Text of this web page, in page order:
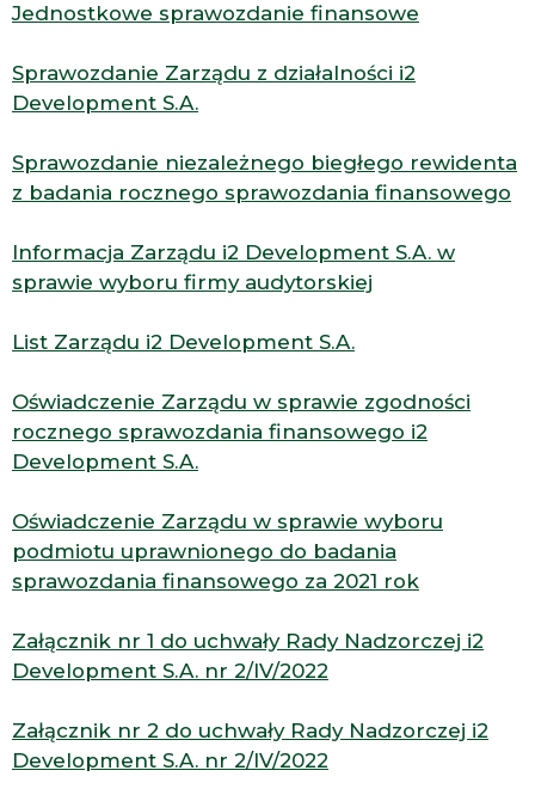
Jednostkowe sprawozdanie finansowe
Sprawozdanie Zarządu z działalności i2
Development S.A.
Sprawozdanie niezależnego biegłego rewidenta
z badania rocznego sprawozdania finansowego
Informacja Zarządu i2 Development S.A. w
sprawie wyboru firmy audytorskiej
List Zarządu i2 Development S.A.
Oświadczenie Zarządu w sprawie zgodności
rocznego sprawozdania finansowego i2
Development S.A.
Oświadczenie Zarządu w sprawie wyboru
podmiotu uprawnionego do badania
sprawozdania finansowego za 2021 rok
Załącznik nr 1 do uchwały Rady Nadzorczej i2
Development S.A. nr 2/IV/2022
Załącznik nr 2 do uchwały Rady Nadzorczej i2
Development S.A. nr 2/IV/2022